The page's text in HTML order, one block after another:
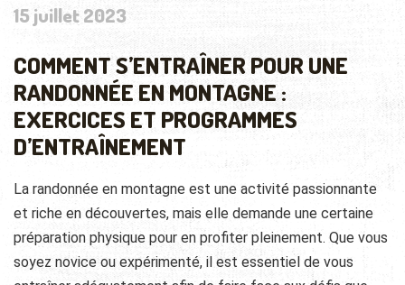
15 juillet 2023
COMMENT S’ENTRAÎNER POUR UNE
RANDONNÉE EN MONTAGNE :
EXERCICES ET PROGRAMMES
D’ENTRAÎNEMENT
La randonnée en montagne est une activité passionnante
et riche en découvertes, mais elle demande une certaine
préparation physique pour en profiter pleinement. Que vous
soyez novice ou expérimenté, il est essentiel de vous